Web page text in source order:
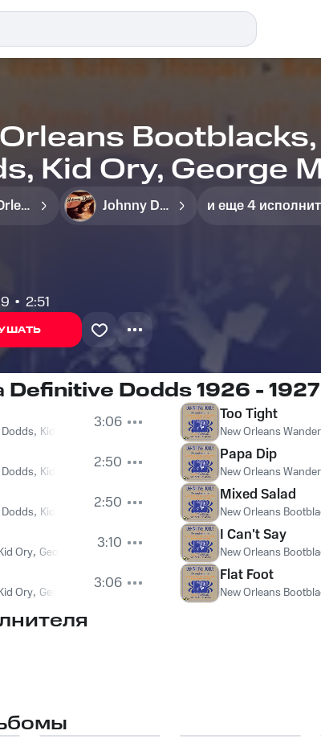
Kid Ory, George
Joe Clark -
New Orleans Bootblacks Johnny Dodds и еще 4
2:51
Definitive Dodds 1926 -
, Kid Ory Johnny St. Cyr
3:06
, Kid Ory Johnny St. Cyr
2:50
, Kid Ory Johnny St. Cyr
2:50
Ory, George Mitchell , Lil Armstrong,Johnny St. Cyr
3:10
Ory, George Mitchell , Lil Armstrong,Joe Clark
3:06
Too Tight
New Orleans
Papa Dip
New Orleans
Mixed Salad
New Orleans
I Can't Say
New Orleans
Flat Foot
New Orleans